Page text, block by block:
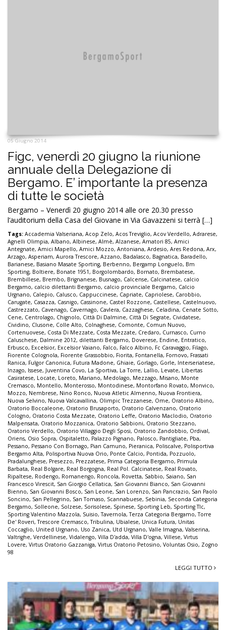
05 Giugno 2014
Figc, venerdì 20 giugno la riunione
annuale della Delegazione di
Bergamo. E’ importante la presenza
di tutte le società
Bergamo – Venerdì 20 giugno 2014 alle ore 20.30 presso
l’auditorium della Casa del Giovane in Via Gavazzeni si terrà […]
Tags: Accademia Valseriana, Acop Zelo, Acos Treviglio, Acov Verdello, Adrarese,
Agnelli Olimpia, Albano, Albinese, Almè, Alzanese, Amatori 85, Amici
Antegnate, Amici Mapello, Amici Mozzo, Antoniana, Ardesio, Ares Redona, Arx,
Arzago, Asperiam, Aurora Trescore, Azzano, Badalasco, Bagnatica, Baradello,
Barianese, Basiano Masate Sporting, Berbenno, Bergamp Longuelo, Bm
Sporting, Boltiere, Bonate 1951, Borgolombardo, Bornato, Brembatese,
Brembillese, Brembo, Brignanese, Busnago, Calcense, Calcinatese, calcio
Bergamo, calcio dilettanti Bergamo, calcio provinciale Bergamo, Calcio
Urgnano, Calepio, Calusco, Cappuccinese, Capriate, Capriolese, Carobbio,
Carugate, Casazza, Casnigo, Cassinone, Castel Rozzone, Castellese, Castelnuovo,
Castrezzato, Cavenago, Cavernago, Cavlera, Cazzaghese, Celadina, Cenate Sotto,
Cene, Centrolago, Chignolo, Città Di Dalmine, Città Di Segrate, Cividatese,
Cividino, Clusone, Colle Alto, Colnaghese, Comonte, Comun Nuovo,
Cortenuovese, Costa Di Mezzate, Costa Mezzate, Credaro, Curnasco, Curno
Caluschese, Dalmine 2012, dilettanti Bergamo, Doverese, Endine, Entratico,
Erbusco, Excelsior, Excelsior Vaiano, Falco, Falco Albino, Fc Caravaggio, Filago,
Fiorente Colognola, Fiorente Grassobbio, Fiorita, Fontanella, Fornovo, Frassati
Ranica, Fulgor Canonica, Futura Madone, Ghiaie, Gorlago, Gorle, Interseriatese,
Inzago, Issese, Juventina Covo, La Sportiva, La Torre, Lallio, Levate, Libertas
Casiratese, Locate, Loreto, Mariano, Medolago, Mezzago, Misano, Monte
Cremasco, Montello, Monterosso, Montodinese, Montorfano Rovato, Monvico,
Mozzo, Nembrese, Nino Ronco, Nuova Atletic Almenno, Nuova Frontiera,
Nuova Selvino, Nuova Valcavallina, Olimpic Trezzanese, Ome, Oratorio Albino,
Oratorio Boccaleone, Oratorio Brusaporto, Oratorio Calvenzano, Oratorio
Cologno, Oratorio Costa Mezzate, Oratorio Leffe, Oratorio Maclodio, Oratorio
Malpensata, Oratorio Mozzanica, Oratorio Sabbioni, Oratorio Stezzano,
Oratorio Verdello, Oratorio Villaggio Degli Sposi, Oratorio Zandobbio, Ordival,
Oriens, Osio Sopra, Ospitaletto, Palazzo Pignano, Palosco, Pantigliate, Pba,
Pessano, Pessano Con Bornago, Pian Camuno, Pieranica, Poliscalve, Polisportiva
Bergamo Alta, Polisportiva Nuova Orio, Ponte Calcio, Pontida, Pozzuolo,
Pradalunghese, Presezzo, Prezzatese, Prima Categoria Bergamo, Primula
Barbata, Real Bolgare, Real Borgogna, Real Pol. Calcinatese, Real Rovato,
Ripaltese, Rodengo, Romanengo, Roncola, Rovetta, Sabbio, Saiano, San
Francesco Virescit, San Giorgio Cellatica, San Giovanni Bianco, San Giovanni
Bienno, San Giovanni Bosco, San Leone, San Lorenzo, San Pancrazio, San Paolo
Soncino, San Pellegrino, San Tomaso, Scannabuese, Sebinia, Seconda Categoria
Bergamo, Solleone, Solzese, Sorisolese, Spinese, Sporting Leb, Sporting Tlc,
Sporting Valentino Mazzola, Suisio,Tavernola,Terza Categoria Bergamo,Torre
De' Roveri,Trescore Cremasco,Tribulina, Ubialese, Unica Futura, Unitas
Coccaglio, United Urgnano, Uso Zanica, Utd Urgnano, Valle Imagna, Valserina,
Valtrighe, Verdellinese, Vidalengo, Villa D'adda, Villa D'ogna, Villese, Virtus
Lovere, Virtus Oratorio Gazzaniga, Virtus Oratorio Petosino, Voluntas Osio, Zogno
98
LEGGI TUTTO